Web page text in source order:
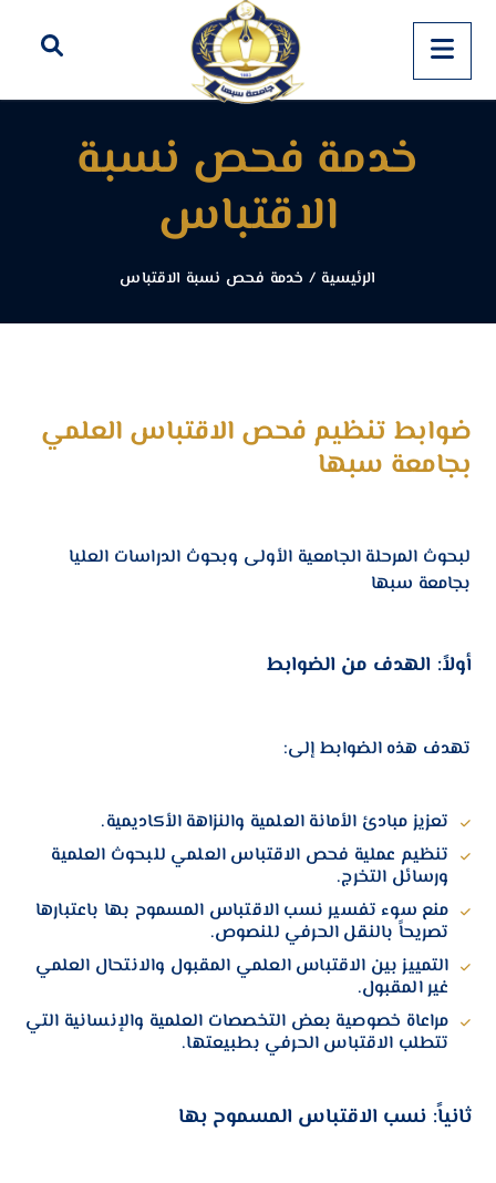
خدمة فحص نسبة
الاقتباس
الرئيسية / خدمة فحص نسبة الاقتباس
ضوابط تنظيم فحص الاقتباس العلمي
بجامعة سبها
لبحوث المرحلة الجامعية الأولى وبحوث الدراسات العليا
بجامعة سبها
أولاً: الهدف من الضوابط
تهدف هذه الضوابط إلى:
تعزيز مبادئ الأمانة العلمية والنزاهة الأكاديمية.
تنظيم عملية فحص الاقتباس العلمي للبحوث العلمية
ورسائل التخرج.
منع سوء تفسير نسب الاقتباس المسموح بها باعتبارها
تصريحاً بالنقل الحرفي للنصوص.
التمييز بين الاقتباس العلمي المقبول والانتحال العلمي
غير المقبول.
مراعاة خصوصية بعض التخصصات العلمية والإنسانية التي
تتطلب الاقتباس الحرفي بطبيعتها.
ثانياً: نسب الاقتباس المسموح بها